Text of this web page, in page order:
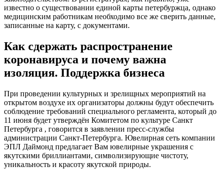
известно о существовании единой карты петербуржца, однако
медицинским работникам необходимо все же сверить данные,
записанные на карту, с документами.
Как сдержать распространение
коронавируса и почему важна
изоляция. Поддержка бизнеса
При проведении культурных и зрелищных мероприятий на
открытом воздухе их организаторы должны будут обеспечить
соблюдение требований специального регламента, который до
11 июня будет утверждён Комитетом по культуре Санкт
Петербурга , говорится в заявлении пресс-службы
администрации Санкт-Петербурга. Ювелирная сеть компании
ЭПЛ Даймонд предлагает Вам ювелирные украшения с
якутскими бриллиантами, символизирующие чистоту,
уникальность и красоту якутской природы.